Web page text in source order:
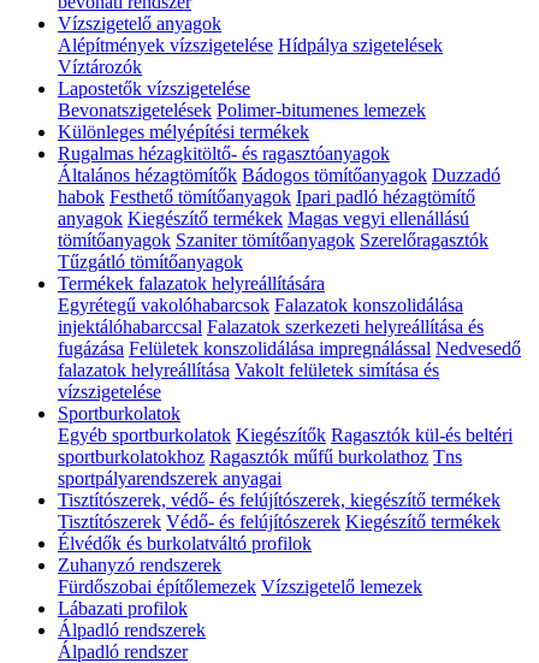
Vízszigetelő anyagok
Alépítmények vízszigetelése Hídpálya szigetelések
Víztározók
Lapostetők vízszigetelése
Bevonatszigetelések Polimer-bitumenes lemezek
Különleges mélyépítési termékek
Rugalmas hézagkitöltő- és ragasztóanyagok
Általános hézagtömítők Bádogos tömítőanyagok Duzzadó
habok Festhető tömítőanyagok Ipari padló hézagtömítő
anyagok Kiegészítő termékek Magas vegyi ellenállású
tömítőanyagok Szaniter tömítőanyagok Szerelőragasztók
Tűzgátló tömítőanyagok
Termékek falazatok helyreállítására
Egyrétegű vakolóhabarcsok Falazatok konszolidálása
injektálóhabarccsal Falazatok szerkezeti helyreállítása és
fugázása Felületek konszolidálása impregnálással Nedvesedő
falazatok helyreállítása Vakolt felületek simítása és
vízszigetelése
Sportburkolatok
Egyéb sportburkolatok Kiegészítők Ragasztók kül-és beltéri
sportburkolatokhoz Ragasztók műfű burkolathoz Tns
sportpályarendszerek anyagai
Tisztítószerek, védő- és felújítószerek, kiegészítő termékek
Tisztítószerek Védő- és felújítószerek Kiegészítő termékek
Élvédők és burkolatváltó profilok
Zuhanyzó rendszerek
Fürdőszobai építőlemezek Vízszigetelő lemezek
Lábazati profilok
Álpadló rendszerek
Álpadló rendszer